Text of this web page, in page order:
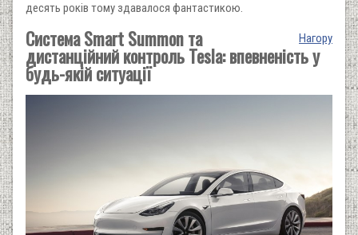
десять років тому здавалося фантастикою.
Нагору
Система Smart Summon та
дистанційний контроль Tesla: впевненість у
будь-якій ситуації